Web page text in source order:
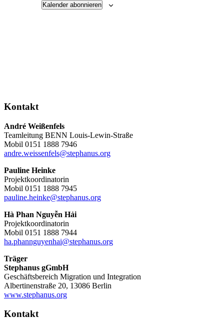
Kalender abonnieren
Kontakt
André Weißenfels
Teamleitung BENN Louis-Lewin-Straße
Mobil 0151 1888 7946
andre.weissenfels@stephanus.org
Pauline Heinke
Projektkoordinatorin
Mobil 0151 1888 7945
pauline.heinke@stephanus.org
Hà Phan Nguyễn Hải
Projektkoordinatorin
Mobil 0151 1888 7944
ha.phannguyenhai@stephanus.org
Träger
Stephanus gGmbH
Geschäftsbereich Migration und Integration
Albertinenstraße 20, 13086 Berlin
www.stephanus.org
Kontakt